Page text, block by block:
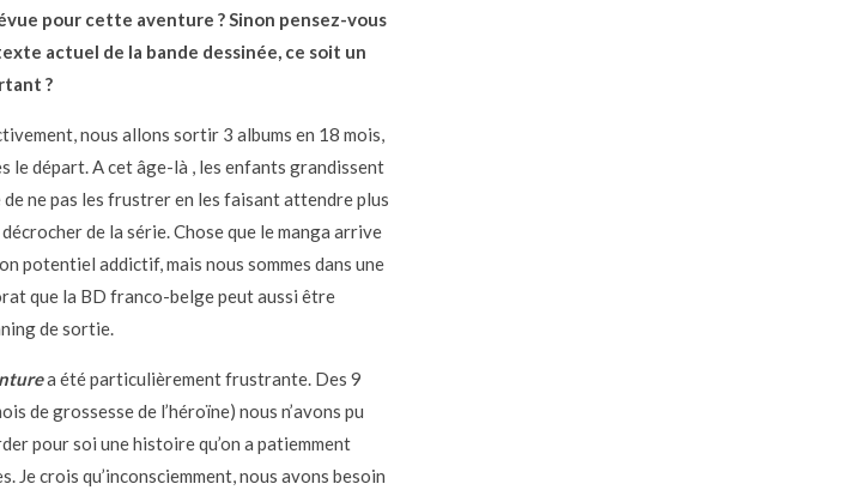
pour cette aventure ? Sinon pensez-vous
actuel de la bande dessinée, ce soit un
?
nous allons sortir 3 albums en 18 mois,
le départ. A cet âge-là , les enfants grandissent
ne pas les frustrer en les faisant attendre plus
de la série. Chose que le manga arrive
potentiel addictif, mais nous sommes dans une
que la BD franco-belge peut aussi être
de sortie.
a été particulièrement frustrante. Des 9
de grossesse de l’héroïne) nous n’avons pu
pour soi une histoire qu’on a patiemment
Je crois qu’inconsciemment, nous avons besoin